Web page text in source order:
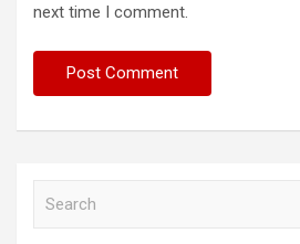
next time I comment.